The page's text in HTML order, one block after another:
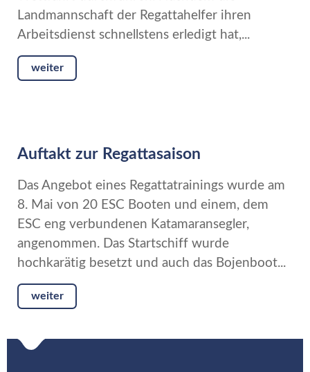
Landmannschaft der Regattahelfer ihren
Arbeitsdienst schnellstens erledigt hat,...
weiter
Auftakt zur Regattasaison
Das Angebot eines Regattatrainings wurde am
8. Mai von 20 ESC Booten und einem, dem
ESC eng verbundenen Katamaransegler,
angenommen. Das Startschiff wurde
hochkarätig besetzt und auch das Bojenboot...
weiter